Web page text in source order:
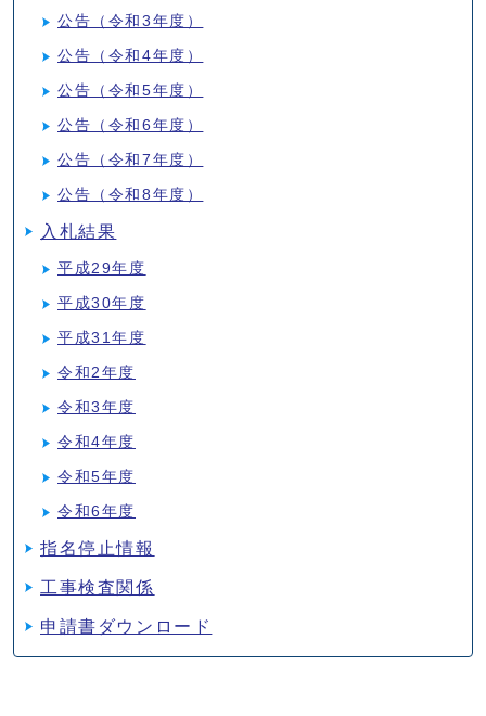
公告（令和3年度）
公告（令和4年度）
公告（令和5年度）
公告（令和6年度）
公告（令和7年度）
公告（令和8年度）
入札結果
平成29年度
平成30年度
平成31年度
令和2年度
令和3年度
令和4年度
令和5年度
令和6年度
指名停止情報
工事検査関係
申請書ダウンロード